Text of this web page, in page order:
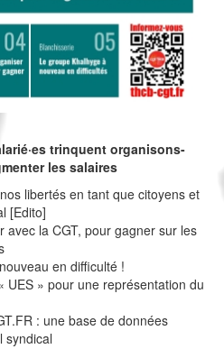
trinquent organisons-
les salaires
libertés en tant que citoyens et
[Edito]
avec la CGT, pour gagner sur les
en difficulté !
UES » pour une représentation du
: une base de données
syndical